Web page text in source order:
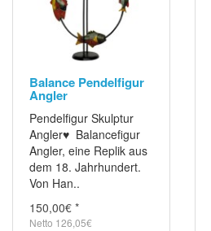
Balance Pendelfigur
Angler
Pendelfigur Skulptur
Angler♥ Balancefigur
Angler, eine Replik aus
dem 18. Jahrhundert.
Von Han..
150,00€ *
Netto 126,05€